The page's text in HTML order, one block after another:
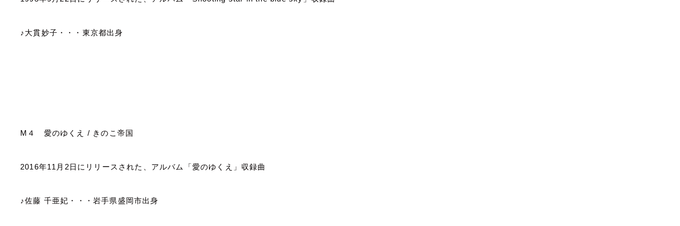
♪大貫妙子・・・東京都出身
M ４ 愛のゆくえ / きのこ帝国
2016年11 月 2日にリリースされた、アルバム「愛のゆくえ」収録曲
♪佐藤 千亜妃・・・岩手県盛岡市出身